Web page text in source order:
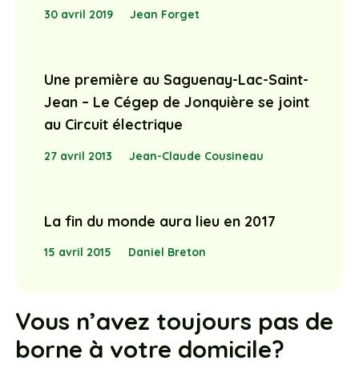
30 avril 2019 Jean Forget
Une première au Saguenay-Lac-Saint-
Jean – Le Cégep de Jonquière se joint
au Circuit électrique
27 avril 2013 Jean-Claude Cousineau
La fin du monde aura lieu en 2017
15 avril 2015 Daniel Breton
Vous n’avez toujours pas de
borne à votre domicile?